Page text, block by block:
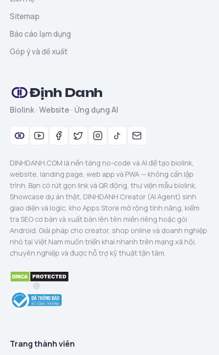
Sitemap
Báo cáo lạm dụng
Góp ý và đề xuất
Định Danh
Biolink · Website · Ứng dụng AI
DINHDANH.COM là nền tảng no-code và AI để tạo biolink,
website, landing page, web app và PWA — không cần lập
trình. Bạn có rút gọn link và QR động, thư viện mẫu biolink,
Showcase dự án thật, DINHDANH Creator (AI Agent) sinh
giao diện và logic, kho Apps Store mở rộng tính năng, kiểm
tra SEO cơ bản và xuất bản lên tên miền riêng hoặc gói
Android. Giải pháp cho creator, shop online và doanh nghiệp
nhỏ tại Việt Nam muốn triển khai nhanh trên mạng xã hội,
chuyên nghiệp và được hỗ trợ kỹ thuật tận tâm.
Trang thành viên